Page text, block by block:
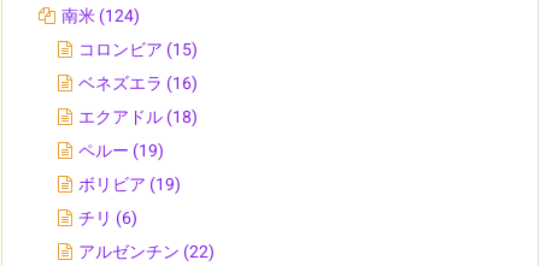
南米 (124)
コロンビア (15)
ベネズエラ (16)
エクアドル (18)
ペルー (19)
ボリビア (19)
チリ (6)
アルゼンチン (22)